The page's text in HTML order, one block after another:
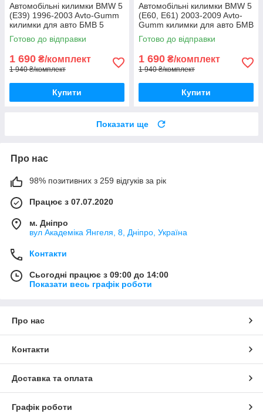
Автомобільні килимки BMW 5
(E39) 1996-2003 Avto-Gumm
килимки для авто БМВ 5
(Е39) 1996-2003 Автогум
Готово до відправки
1 690 ₴/комплект
1 940 ₴/комплект
Купити
Автомобільні килимки BMW 5
(E60, E61) 2003-2009 Avto-
Gumm килимки для авто БМВ
5 (Е60, Е61) 2003-2009
Автогум
Готово до відправки
1 690 ₴/комплект
1 940 ₴/комплект
Купити
Показати ще
Про нас
98% позитивних з 259 відгуків за рік
Працює з 07.07.2020
м. Дніпро
вул Академіка Янгеля, 8, Дніпро, Україна
Контакти
Сьогодні працює з 09:00 до 14:00
Показати весь графік роботи
Про нас
Контакти
Доставка та оплата
Графік роботи